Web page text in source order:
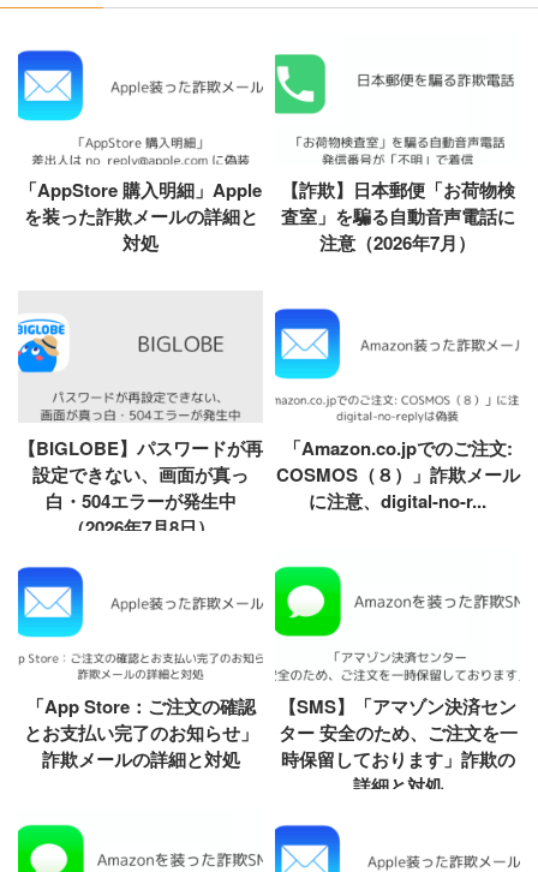
「AppStore 購入明細」Apple
を装った詐欺メールの詳細と
対処
【詐欺】日本郵便「お荷物検
査室」を騙る自動音声電話に
注意（2026年7月）
【BIGLOBE】パスワードが再
設定できない、画面が真っ
白・504エラーが発生中
（2026年7月8日）
「Amazon.co.jpでのご注文:
COSMOS（８）」詐欺メール
に注意、digital-no-r...
「App Store：ご注文の確認
とお支払い完了のお知らせ」
詐欺メールの詳細と対処
【SMS】「アマゾン決済セン
ター 安全のため、ご注文を一
時保留しております」詐欺の
詳細と対処